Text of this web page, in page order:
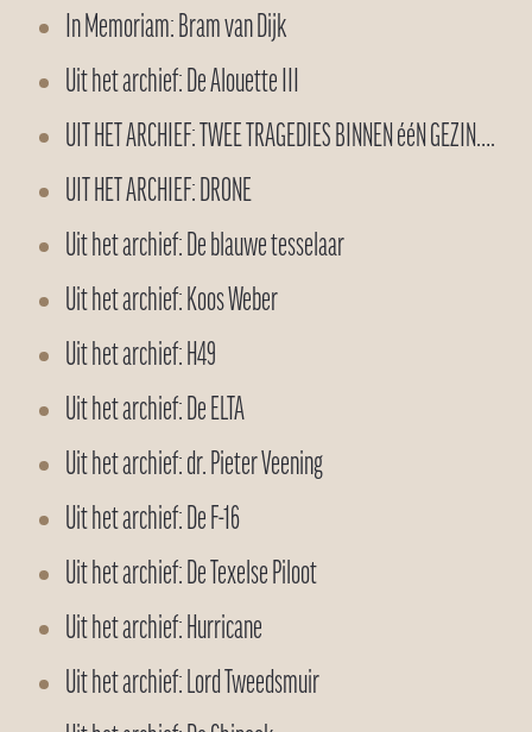
In Memoriam: Bram van Dijk
Uit het archief: De Alouette III
UIT HET ARCHIEF: TWEE TRAGEDIES BINNEN ééN GEZIN….
UIT HET ARCHIEF: DRONE
Uit het archief: De blauwe tesselaar
Uit het archief: Koos Weber
Uit het archief: H49
Uit het archief: De ELTA
Uit het archief: dr. Pieter Veening
Uit het archief: De F-16
Uit het archief: De Texelse Piloot
Uit het archief: Hurricane
Uit het archief: Lord Tweedsmuir